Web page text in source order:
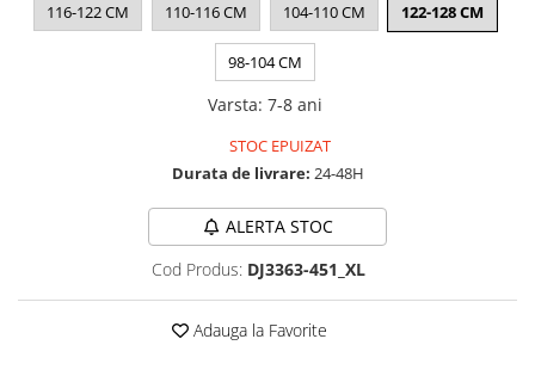
116-122 CM 110-116 CM 104-110 CM 122-128 CM
98-104 CM
Varsta: 7-8 ani
STOC EPUIZAT
Durata de livrare: 24-48H
ALERTA STOC
Cod Produs: DJ3363-451_XL
Adauga la Favorite